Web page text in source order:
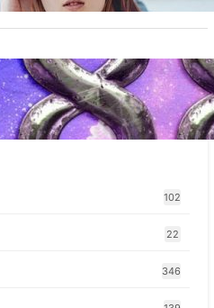
și a Norocului: Ce să Eviți pe
a Nu Bloca Fluxul
102
22
346